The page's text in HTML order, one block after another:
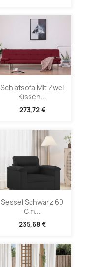
Schlafsofa Mit Zwei
Kissen...
273,72 €
Sessel Schwarz 60
Cm...
235,68 €